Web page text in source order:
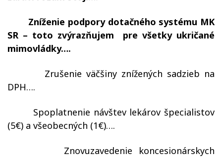
Zníženie podpory dotačného systému MK
SR – toto zvýrazňujem
pre všetky ukričané
mimovládky….
Zrušenie väčšiny znížených sadzieb na
DPH….
Spoplatnenie návštev lekárov špecialistov
(5€) a všeobecných (1€)….
Znovuzavedenie koncesionárskych